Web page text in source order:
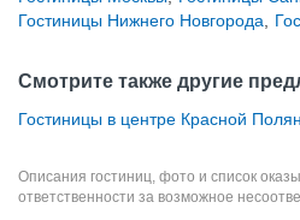
Гостиницы Нижнего Новгорода
Смотрите также другие
Гостиницы в центре Красной
Описания гостиниц, фото и список
ответственности за возможное